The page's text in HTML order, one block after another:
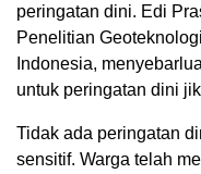
peringatan dini. Edi
Penelitian
Indonesia,
untuk peringatan dini
Tidak ada peringatan
sensitif. Warga telah